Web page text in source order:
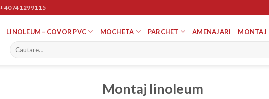
+40741299115
LINOLEUM – COVOR PVC MOCHETA PARCHET AMENAJARI MONTAJ
Montaj linoleum